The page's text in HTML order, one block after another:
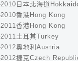
2010日本北海道
2010香港Hong Kong
2011香港Hong Kong
2011土耳其Turkey
2012奧地利Austria
2012捷克Czech